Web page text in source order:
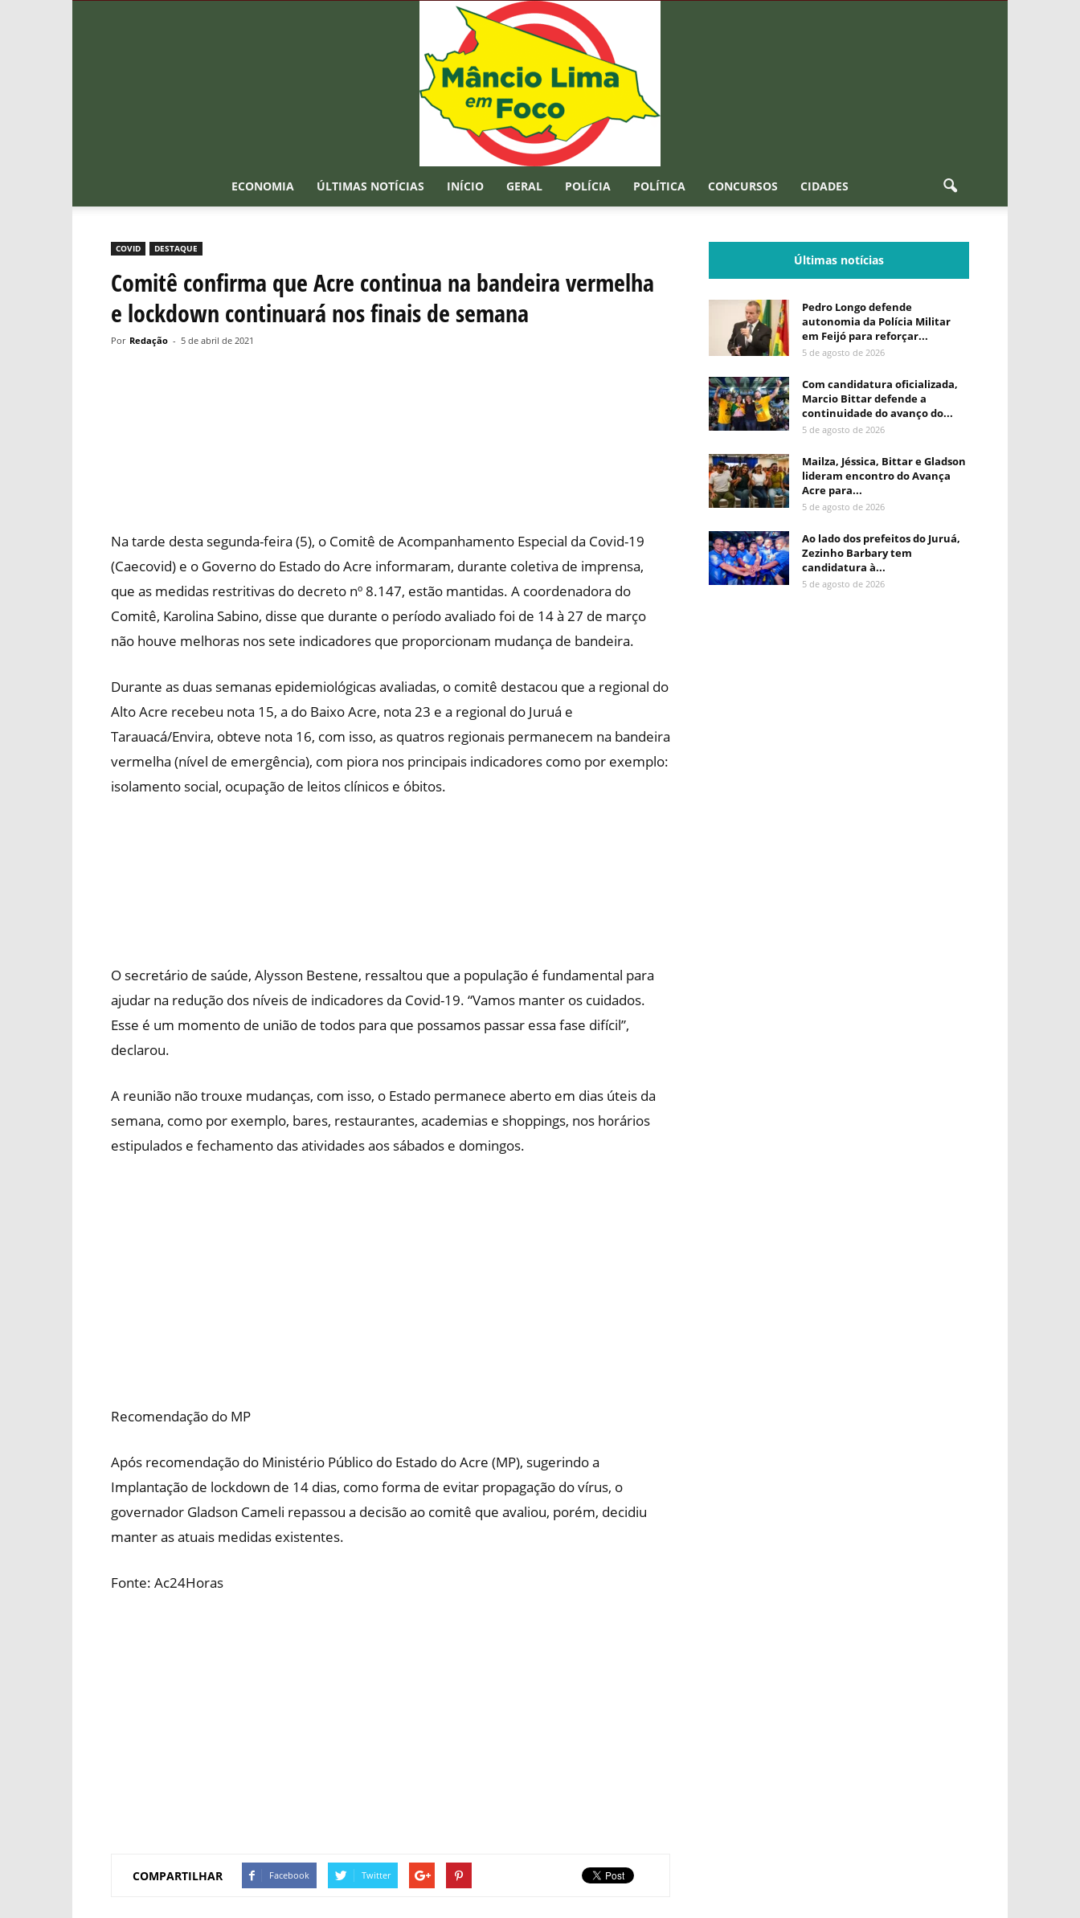
ECONOMIA ÚLTIMAS NOTÍCIAS INÍCIO GERAL POLÍCIA POLÍTICA CONCURSOS CIDADES
COVID DESTAQUE
Comitê confirma que Acre continua na bandeira vermelha
e lockdown continuará nos finais de semana
Por Redação - 5 de abril de 2021
Na tarde desta segunda-feira (5), o Comitê de Acompanhamento Especial da Covid-19
(Caecovid) e o Governo do Estado do Acre informaram, durante coletiva de imprensa,
que as medidas restritivas do decreto nº 8.147, estão mantidas. A coordenadora do
Comitê, Karolina Sabino, disse que durante o período avaliado foi de 14 à 27 de março
não houve melhoras nos sete indicadores que proporcionam mudança de bandeira.
Durante as duas semanas epidemiológicas avaliadas, o comitê destacou que a regional do
Alto Acre recebeu nota 15, a do Baixo Acre, nota 23 e a regional do Juruá e
Tarauacá/Envira, obteve nota 16, com isso, as quatros regionais permanecem na bandeira
vermelha (nível de emergência), com piora nos principais indicadores como por exemplo:
isolamento social, ocupação de leitos clínicos e óbitos.
O secretário de saúde, Alysson Bestene, ressaltou que a população é fundamental para
ajudar na redução dos níveis de indicadores da Covid-19. “Vamos manter os cuidados.
Esse é um momento de união de todos para que possamos passar essa fase difícil”,
declarou.
A reunião não trouxe mudanças, com isso, o Estado permanece aberto em dias úteis da
semana, como por exemplo, bares, restaurantes, academias e shoppings, nos horários
estipulados e fechamento das atividades aos sábados e domingos.
Recomendação do MP
Após recomendação do Ministério Público do Estado do Acre (MP), sugerindo a
Implantação de lockdown de 14 dias, como forma de evitar propagação do vírus, o
governador Gladson Cameli repassou a decisão ao comitê que avaliou, porém, decidiu
manter as atuais medidas existentes.
Fonte: Ac24Horas
COMPARTILHAR Facebook Twitter
Últimas notícias
Pedro Longo defende
autonomia da Polícia Militar
em Feijó para reforçar...
5 de agosto de 2026
Com candidatura oficializada,
Marcio Bittar defende a
continuidade do avanço do...
5 de agosto de 2026
Mailza, Jéssica, Bittar e Gladson
lideram encontro do Avança
Acre para...
5 de agosto de 2026
Ao lado dos prefeitos do Juruá,
Zezinho Barbary tem
candidatura à...
5 de agosto de 2026